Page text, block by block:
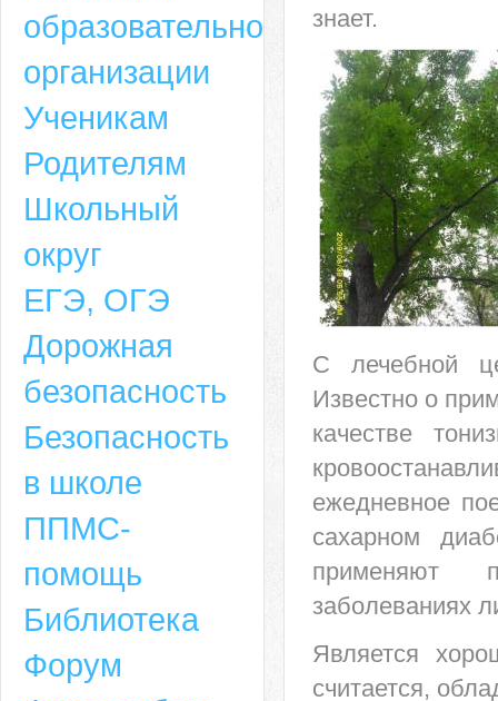
Адрес
знает.
С лечебной
Известно о
качестве
ежедневное
сахарном
применяют
заболеваниях
Является
считается,
образовательной
организации
Ученикам
Родителям
Школьный
округ
ЕГЭ, ОГЭ
Дорожная
безопасность
Безопасность
в школе
ППМС-
помощь
Библиотека
Форум